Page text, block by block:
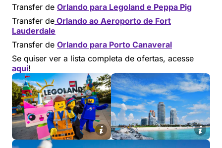
Transfer de Orlando para Legoland e Peppa Pig
Transfer de Orlando ao Aeroporto de Fort
Lauderdale
Transfer de Orlando para Porto Canaveral
Se quiser ver a lista completa de ofertas, acesse
aqui!